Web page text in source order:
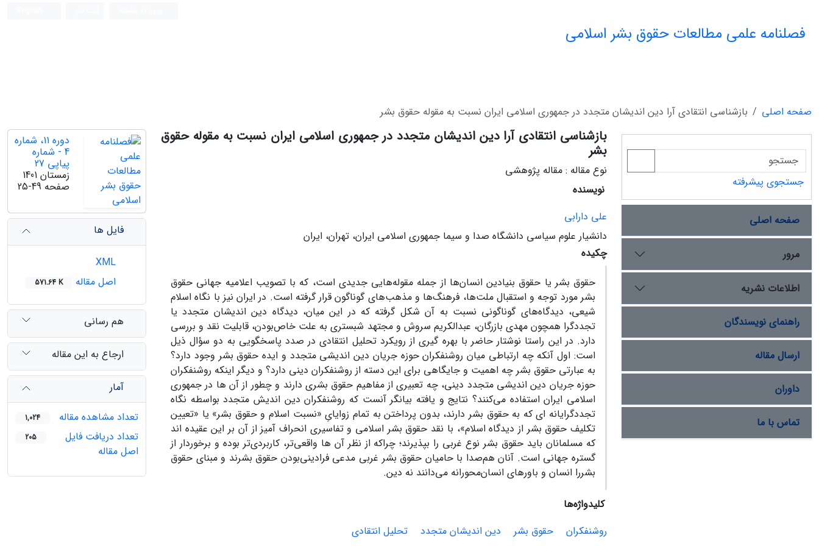
فصلنامه علمی مطالعات حقوق بشر اسلامی
صفحه اصلی بازشناسی انتقادی آرا دین اندیشان متجدد در جمهوری اسلامی ایران نسبت به مقوله حقوق بشر
بازشناسی انتقادی آرا دین اندیشان متجدد در جمهوری اسلامی ایران نسبت به مقوله حقوق
بشر
نوع مقاله : مقاله پژوهشی
نویسنده
علی دارابی
دانشیار علوم سیاسی دانشگاه صدا و سیما جمهوری اسلامی ایران، تهران، ایران
چکیده
حقوق بشر یا حقوق بنیادین انسان‌ها از جمله مقوله‌هایی جدیدی است، که با تصویب اعلامیه جهانی حقوق
بشر مورد توجه و استقبال ملت‌ها، فرهنگ‌ها و مذهب‌های گوناگون قرار گرفته است. در ایران نیز با نگاه اسلام
شیعی، دیدگاه‌های گوناگونی نسبت به آن شکل گرفته که در این میان، دیدگاه دین اندیشان متجدد یا
تجددگرا همچون مهدی بازرگان، عبدالکریم سروش و مجتهد شبستری به علت خاص‌بودن، قابلیت نقد و بررسی
دارد. در این راستا نوشتار حاضر با بهره گیری از رویکرد تحلیل انتقادی در صدد پاسخگویی به دو سؤال ذیل
است: اول آنکه چه ارتباطی میان روشنفکران حوزه جریان دین اندیشی متجدد و ایده‌ حقوق بشر وجود دارد؟
به عبارتی حقوق بشر چه اهمیت و جایگاهی برای این دسته از روشنفکران دینی دارد؟ و دیگر اینکه روشنفکران
حوزه جریان دین اندیشی متجدد دینی، چه تعبیری از مفاهیم حقوق بشری دارند و چطور از آن ها در جمهوری
اسلامی ایران استفاده می‌کنند؟ نتایج و یافته بیانگر آنست که روشنفکران دین اندیش متجدد بواسطه نگاه
تجددگرایانه ای که به حقوق بشر دارند، بدون پرداختن به تمام زوایایِ «نسبت اسلام و حقوق بشر» یا «تعیین
تکلیف حقوق بشر از دیدگاه اسلام»، با نقد حقوق بشر اسلامی و تفاسیری انحراف آمیز از آن بر این عقیده اند
که مسلمانان باید حقوق بشر نوع غربی را بپذیرند؛ چراکه از نظر آن ها واقعی‌تر، کاربردی‌تر بوده و برخوردار از
گستره جهانی است. آنان هم‌صدا با حامیان حقوق بشر غربی مدعی فرادینی‌بودن حقوق بشرند و مبنای حقوق
بشررا انسان و باورهای انسان‌محورانه می‌دانند نه دین.
کلیدواژه‌ها
روشنفکران
حقوق بشر دین اندیشان متجدد
تحلیل انتقادی
دوره 11، شماره
4 - شماره
پیاپی 27
زمستان 1401
صفحه 25-49
فایل ها
اصل مقاله
571.64 K
هم رسانی
ارجاع به این مقاله
آمار
تعداد مشاهده مقاله
1,024
تعداد دریافت فایل
اصل مقاله
205
جستجوی پیشرفته
صفحه اصلی
مرور
اطلاعات نشریه
راهنمای نویسندگان
ارسال مقاله
داوران
تماس با ما